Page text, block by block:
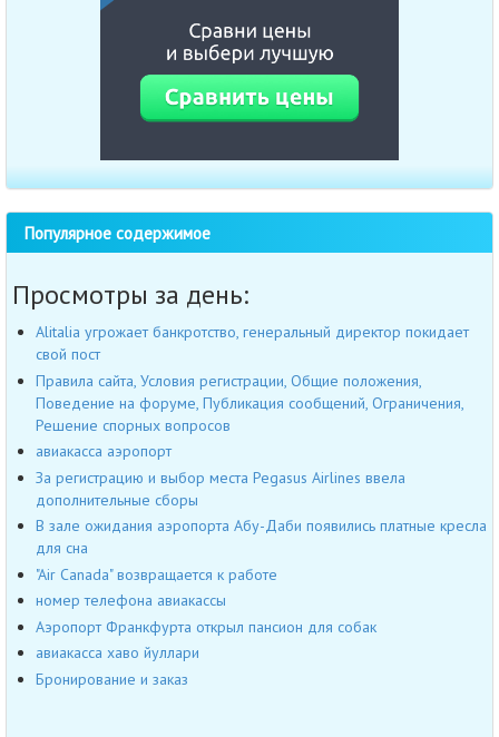
Популярное содержимое
Просмотры за день:
Alitalia угрожает банкротство, генеральный директор покидает
свой пост
Правила сайта, Условия регистрации, Общие положения,
Поведение на форуме, Публикация сообщений, Ограничения,
Решение спорных вопросов
авиакасса аэропорт
За регистрацию и выбор места Pegasus Airlines ввела
дополнительные сборы
В зале ожидания аэропорта Абу-Даби появились платные кресла
для сна
"Air Canada" возвращается к работе
номер телефона авиакассы
Аэропорт Франкфурта открыл пансион для собак
авиакасса хаво йуллари
Бронирование и заказ